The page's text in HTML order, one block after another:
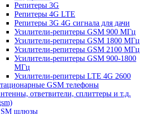
Репитеры 3G
Репитеры 4G LTE
Репитеры 3G 4G сигнала для дачи
Усилители-репитеры GSM 900 МГц
Усилители-репитеры GSM 1800 МГц
Усилители-репитеры GSM 2100 МГц
Усилители-репитеры GSM 900-1800
МГц
Усилители-репитеры LTE 4G 2600
GSM телефоны
ответвители, сплиттеры и т.д.
шлюзы